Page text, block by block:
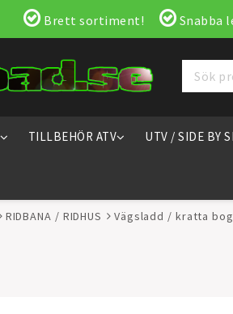
Brett sortiment! Snabba
TILLBEHÖR ATV UTV / SIDE BY
RIDBANA / RIDHUS Vägsladd / kratta